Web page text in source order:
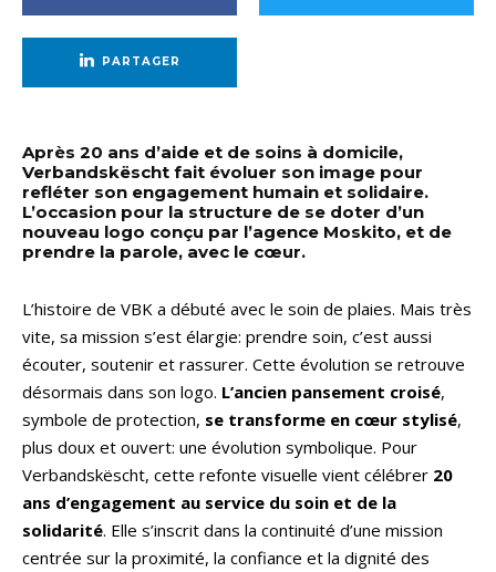
PARTAGER
Après 20 ans d’aide et de soins à domicile,
Verbandskëscht fait évoluer son image pour
refléter son engagement humain et solidaire.
L’occasion pour la structure de se doter d’un
nouveau logo conçu par l’agence Moskito, et de
prendre la parole, avec le cœur.
L’histoire de VBK a débuté avec le soin de plaies. Mais très
vite, sa mission s’est élargie: prendre soin, c’est aussi
écouter, soutenir et rassurer. Cette évolution se retrouve
désormais dans son logo. L’ancien pansement croisé,
symbole de protection, se transforme en cœur stylisé,
plus doux et ouvert: une évolution symbolique. Pour
Verbandskëscht, cette refonte visuelle vient célébrer 20
ans d’engagement au service du soin et de la
solidarité. Elle s’inscrit dans la continuité d’une mission
centrée sur la proximité, la confiance et la dignité des